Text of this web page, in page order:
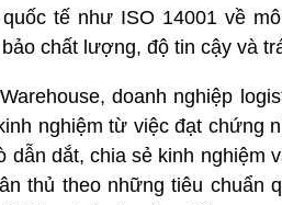
tế như ISO 14001 về
chất lượng, độ tin cậy và
doanh nghiệp
nghiệm từ việc đạt chứng
dẫn dắt, chia sẻ kinh nghiệm
thủ theo những tiêu chuẩn